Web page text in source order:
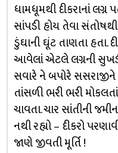
ધામધૂમથી દીકરાનાં લગ્ન
સાંપડી હોય તેવા
ડુંઘાની ઘૂંટ તાણતા હતા.
આવેલાં એટલે લગ્નની
સવારે ને બપોરે
તાંસળી ભરી ભરી
ચાવતા. ચાર સાંતીની
નથી રહ્યો – દીકરો
જાણે જીવતી મૂર્તિ !